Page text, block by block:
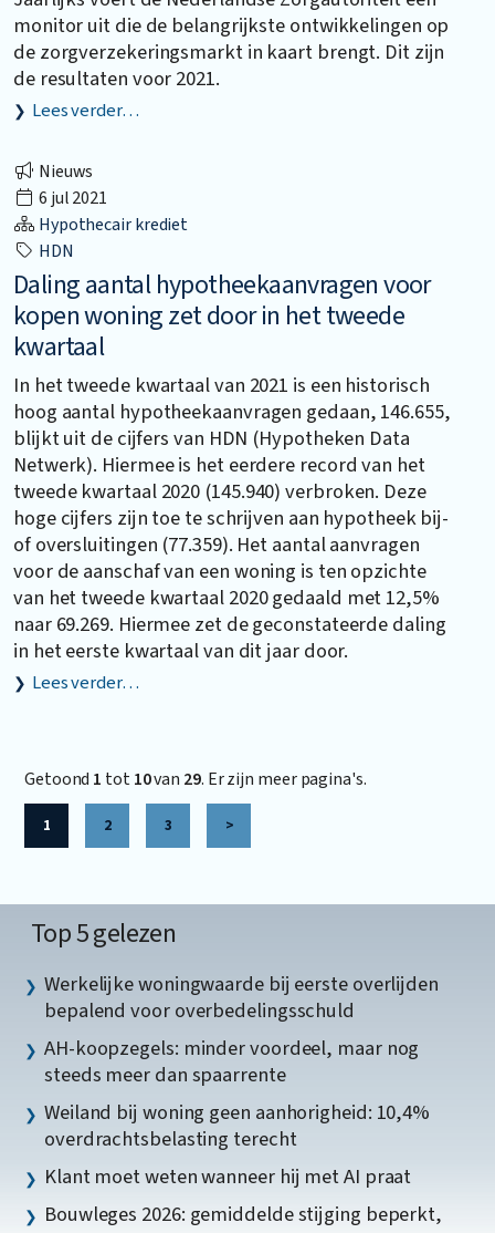
monitor uit die de belangrijkste ontwikkelingen op
de zorgverzekeringsmarkt in kaart brengt. Dit zijn
de resultaten voor 2021.
Lees verder…
Nieuws
6 jul 2021
Hypothecair krediet
HDN
Daling aantal hypotheekaanvragen voor
kopen woning zet door in het tweede
kwartaal
In het tweede kwartaal van 2021 is een historisch
hoog aantal hypotheekaanvragen gedaan, 146.655,
blijkt uit de cijfers van HDN (Hypotheken Data
Netwerk). Hiermee is het eerdere record van het
tweede kwartaal 2020 (145.940) verbroken. Deze
hoge cijfers zijn toe te schrijven aan hypotheek bij-
of oversluitingen (77.359). Het aantal aanvragen
voor de aanschaf van een woning is ten opzichte
van het tweede kwartaal 2020 gedaald met 12,5%
naar 69.269. Hiermee zet de geconstateerde daling
in het eerste kwartaal van dit jaar door.
Lees verder…
Getoond 1 tot10van 29. Er zijn meer pagina's.
1 2 3 >
Top 5 gelezen
Werkelijke woningwaarde bij eerste overlijden
bepalend voor overbedelingsschuld
AH-koopzegels: minder voordeel, maar nog
steeds meer dan spaarrente
Weiland bij woning geen aanhorigheid: 10,4%
overdrachtsbelasting terecht
Klant moet weten wanneer hij met AI praat
Bouwleges 2026: gemiddelde stijging beperkt,